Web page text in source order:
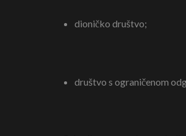
dioničko društvo;
društvo s ograničenom